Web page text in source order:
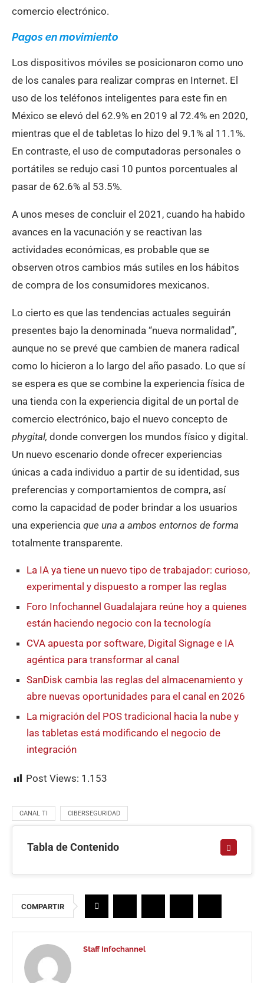
comercio electrónico.
Pagos en movimiento
Los dispositivos móviles se posicionaron como uno
de los canales para realizar compras en Internet. El
uso de los teléfonos inteligentes para este fin en
México se elevó del 62.9% en 2019 al 72.4% en 2020,
mientras que el de tabletas lo hizo del 9.1% al 11.1%.
En contraste, el uso de computadoras personales o
portátiles se redujo casi 10 puntos porcentuales al
pasar de 62.6% al 53.5%.
A unos meses de concluir el 2021, cuando ha habido
avances en la vacunación y se reactivan las
actividades económicas, es probable que se
observen otros cambios más sutiles en los hábitos
de compra de los consumidores mexicanos.
Lo cierto es que las tendencias actuales seguirán
presentes bajo la denominada “nueva normalidad”,
aunque no se prevé que cambien de manera radical
como lo hicieron a lo largo del año pasado. Lo que sí
se espera es que se combine la experiencia física de
una tienda con la experiencia digital de un portal de
comercio electrónico, bajo el nuevo concepto de
phygital, donde convergen los mundos físico y digital.
Un nuevo escenario donde ofrecer experiencias
únicas a cada individuo a partir de su identidad, sus
preferencias y comportamientos de compra, así
como la capacidad de poder brindar a los usuarios
una experiencia que una a ambos entornos de forma
totalmente transparente.
La IA ya tiene un nuevo tipo de trabajador: curioso,
experimental y dispuesto a romper las reglas
Foro Infochannel Guadalajara reúne hoy a quienes
están haciendo negocio con la tecnología
CVA apuesta por software, Digital Signage e IA
agéntica para transformar al canal
SanDisk cambia las reglas del almacenamiento y
abre nuevas oportunidades para el canal en 2026
La migración del POS tradicional hacia la nube y
las tabletas está modificando el negocio de
integración
Post Views: 1.153
CANAL TI CIBERSEGURIDAD
Tabla de Contenido
COMPARTIR
Staff Infochannel